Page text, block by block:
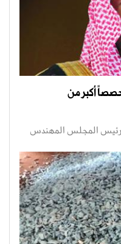
أكبر من
رئيس المجلس المهندس